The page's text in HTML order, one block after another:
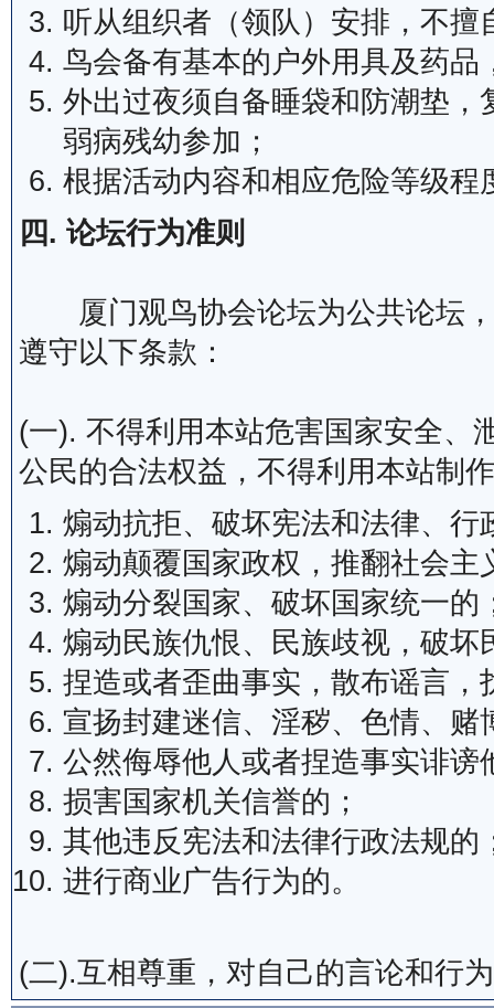
听从组织者（领队）安排，不
鸟会备有基本的户外用具及药
外出过夜须自备睡袋和防潮垫
弱病残幼参加；
根据活动内容和相应危险等级程
四. 论坛行为准则
厦门观鸟协会论坛为公共论坛，
遵守以下条款：
(一). 不得利用本站危害国家安全、
公民的合法权益，不得利用本站制
煽动抗拒、破坏宪法和法律、行
煽动颠覆国家政权，推翻社会主
煽动分裂国家、破坏国家统一的
煽动民族仇恨、民族歧视，破坏
捏造或者歪曲事实，散布谣言，
宣扬封建迷信、淫秽、色情、
公然侮辱他人或者捏造事实诽
损害国家机关信誉的；
其他违反宪法和法律行政法规的
进行商业广告行为的。
(二).互相尊重，对自己的言论和行